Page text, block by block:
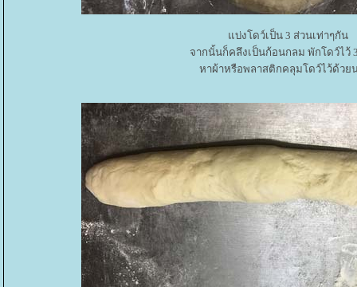
บ่งโดว์เป็น 3 ส่วนเท่าๆกัน
จากนั้นก็คลึงเป็นก้อนกลม พักโดว์ไว้
หาผ้าหรือพลาสติกคลุมโดว์ไว้ด้วย